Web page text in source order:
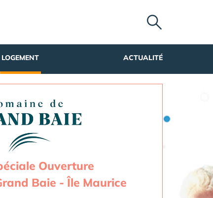
LOGEMENT ACTUALITÉ
Ouverture
Baie - Île Maurice